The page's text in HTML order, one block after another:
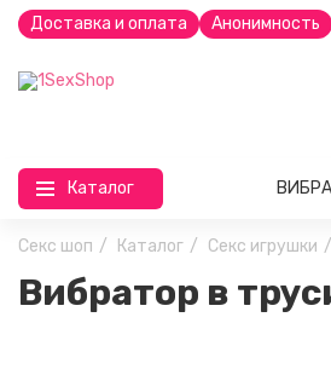
Доставка и оплата Анонимность
Каталог
Секс шоп Каталог Секс игрушки
Вибратор в